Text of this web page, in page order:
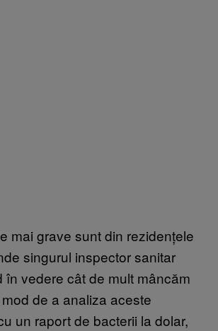
mai grave sunt din rezidențele
singurul inspector sanitar
în vedere cât de mult mâncăm
de a analiza aceste
un raport de bacterii la dolar,